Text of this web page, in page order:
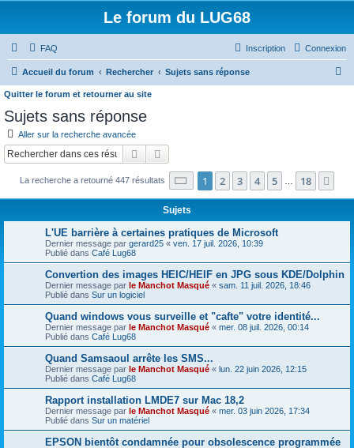
Le forum du LUG68
FAQ Connexion
Inscription
Accueil du forum Rechercher Sujets sans réponse
e
Quitter le forum et retourner au site
Sujets sans réponse
Aller sur la recherche avancée
Rechercher
La recherche a retourné 447 résultats Page 1sur18
1 2 3 4 5 18
Sujets
L'UE barrière à certaines pratiques de Microsoft
Dernier message par gerard25 « ven. 17 juil. 2026, 10:39
Publié dans Café Lug68
Convertion des images HEIC/HEIF en JPG sous KDE/Dolphin
Dernier message par le Manchot Masqué « sam. 11 juil. 2026, 18:46
Publié dans Sur un logiciel
Quand windows vous surveille et "cafte" votre identité...
Dernier message par le Manchot Masqué « mer. 08 juil. 2026, 00:14
Publié dans Café Lug68
Quand Samsaoul arrête les SMS...
Dernier message par le Manchot Masqué « lun. 22 juin 2026, 12:15
Publié dans Café Lug68
Rapport installation LMDE7 sur Mac 18,2
Dernier message par le Manchot Masqué « mer. 03 juin 2026, 17:34
Publié dans Sur un matériel
EPSON bientôt condamnée pour obsolescence programmée